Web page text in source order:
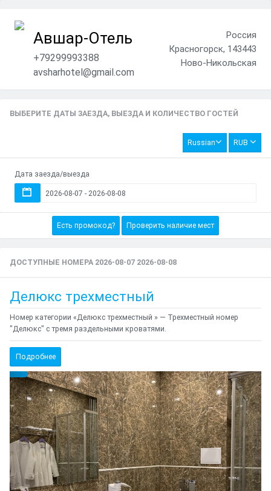
Авшар-Отель
+79299993388
avsharhotel@gmail.com
Россия
Красногорск, 143443
Ново-Никольская
ВЫБЕРИТЕ ДАТЫ ЗАЕЗДА, ВЫЕЗДА И КОЛИЧЕСТВО ГОСТЕЙ
Russian RUB
Дата заезда/выезда
Есть промокод? Проверить наличие мест
ДОСТУПНЫЕ НОМЕРА 2026-08-07 2026-08-08
Делюкс трехместный
Номер категории «Делюкс трехместный » — Трехместный номер
"Делюкс" с тремя раздельными кроватями.
Подробнее
{clt_left} 1 Количество
Предыдущий